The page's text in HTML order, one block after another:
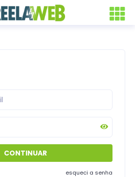
esqueci a senha